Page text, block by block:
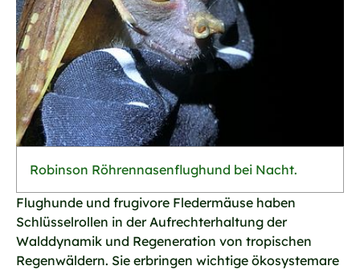
Robinson Röhrennasenflughund bei Nacht.
Flughunde und frugivore Fledermäuse haben
Schlüsselrollen in der Aufrechterhaltung der
Walddynamik und Regeneration von tropischen
Regenwäldern. Sie erbringen wichtige ökosystemare